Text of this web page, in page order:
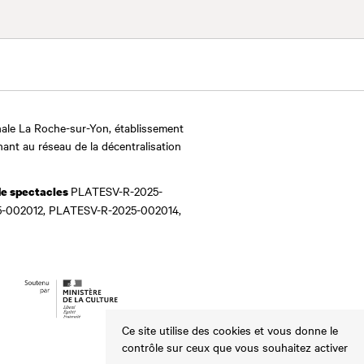
La Roche-sur-Yon, établissement
au réseau de la décentralisation
spectacles PLATESV-R-2025-
PLATESV-R-2025-002014,
Ce site utilise des cookies et vous donne le
contrôle sur ceux que vous souhaitez activer